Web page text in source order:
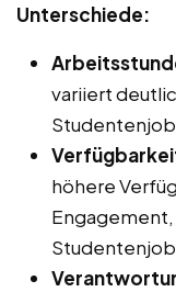
Unterschiede:
variiert
höhere